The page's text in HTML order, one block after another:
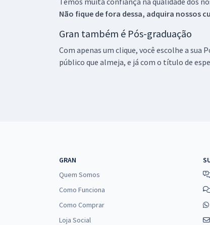
Não fique de fora dessa, adquira nossos
Gran também é Pós-graduação
Com apenas um clique, você escolhe a
público que almeja, e já com o título de
GRAN
Quem Somos
Como Funciona
Como Comprar
Loja Social